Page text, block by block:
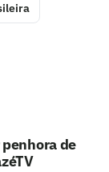
de